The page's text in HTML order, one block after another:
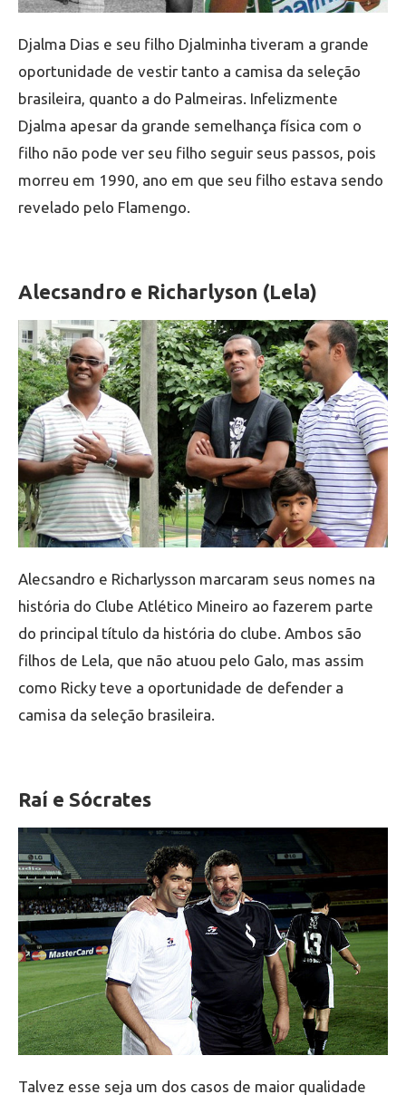
Djalma Dias e seu filho Djalminha tiveram a grande
oportunidade de vestir tanto a camisa da seleção
brasileira, quanto a do Palmeiras. Infelizmente
Djalma apesar da grande semelhança física com o
filho não pode ver seu filho seguir seus passos, pois
morreu em 1990, ano em que seu filho estava sendo
revelado pelo Flamengo.
Alecsandro e Richarlyson (Lela)
Alecsandro e Richarlysson marcaram seus nomes na
história do Clube Atlético Mineiro ao fazerem parte
do principal título da história do clube. Ambos são
filhos de Lela, que não atuou pelo Galo, mas assim
como Ricky teve a oportunidade de defender a
camisa da seleção brasileira.
Raí e Sócrates
Talvez esse seja um dos casos de maior qualidade